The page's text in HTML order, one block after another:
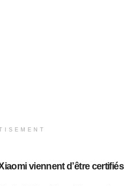
viennent d’être certifiés